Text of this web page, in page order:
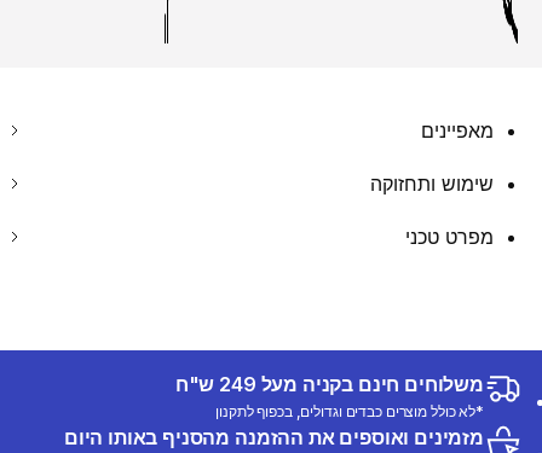
מאפיינים
שימוש ותחזוקה
מפרט טכני
משלוחים חינם בקניה מעל 249 ש"ח
*לא כולל מוצרים כבדים וגדולים, בכפוף לתקנון
מזמינים ואוספים את ההזמנה מהסניף באותו היום